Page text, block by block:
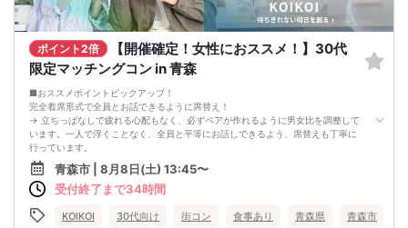
ポイント2倍
【開催確定！女性におススメ！】30代
限定マッチングコン in 青森
■おススメポイントピックアップ！
完全着席形式で全員とお話できるように席替え！
→ 立ちっぱなしで疲れる心配もなく、必ずペアが作れるように男女比を調整して
います。一人で浮くことなく、全員と平等にお話しできるよう、席替えも丁寧に
行っています。
会話を盛り上げるプロフィールシート！
→ 趣味や好みからスムーズに会話がスタート！「何を話そう…」と悩むことな
く、共通の話題で盛り上がれます。
→ 恥ずかしがらずに気になる相手とつながれる！結果は本人だけにわかるように
青森市 | 8月8日(土) 13:45〜
受付終了まで34時間
KOIKOI 30代向け 街コン 食事あり 青森県 青森市